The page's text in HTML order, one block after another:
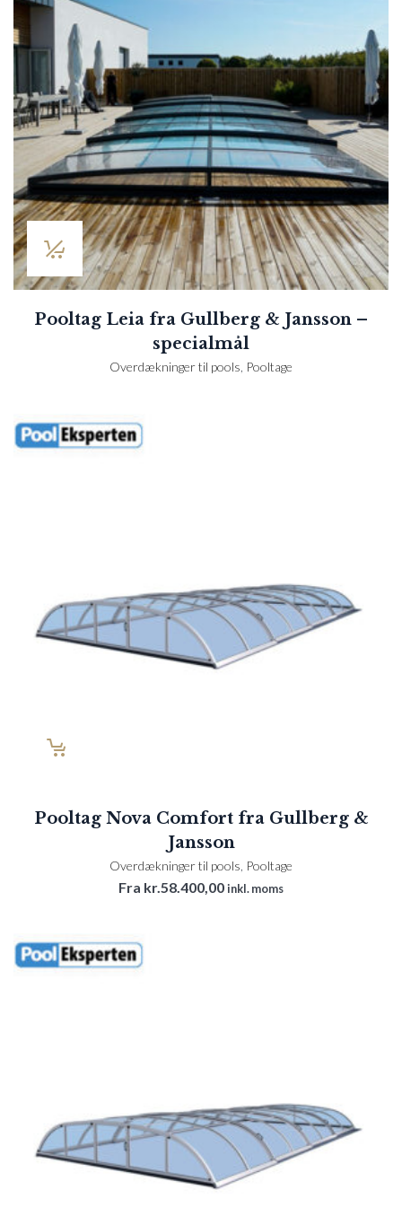
Pooltag Leia fra Gullberg & Jansson –
specialmål
Overdækninger til pools Pooltage
Pooltag Nova Comfort fra Gullberg &
Jansson
Overdækninger til pools Pooltage
Fra kr.58.400,00inkl. moms